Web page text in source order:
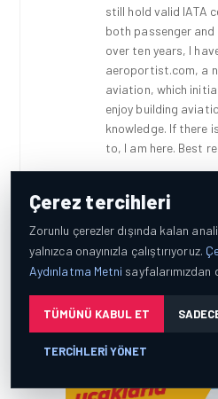
still hold valid IATA
both passenger
over ten years, I
aeroportist.com, a
aviation, which
enjoy building
knowledge. If there
to, I am here. Best
YORUMLAR (0)
Çerez tercihleri
Zorunlu çerezler dışında kalan
yalnızca onayınızla çalıştırıyoruz.
Aydınlatma Metni
TÜMÜNÜ KABUL ET
TERCIHLERI YÖNET